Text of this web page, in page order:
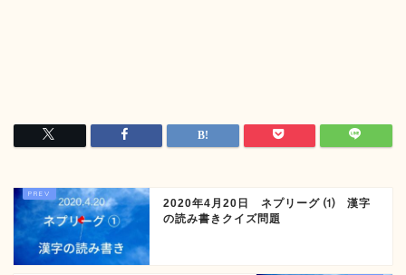
2020年4月20日 ネプリーグ ⑴ 漢字
の読み書きクイズ問題